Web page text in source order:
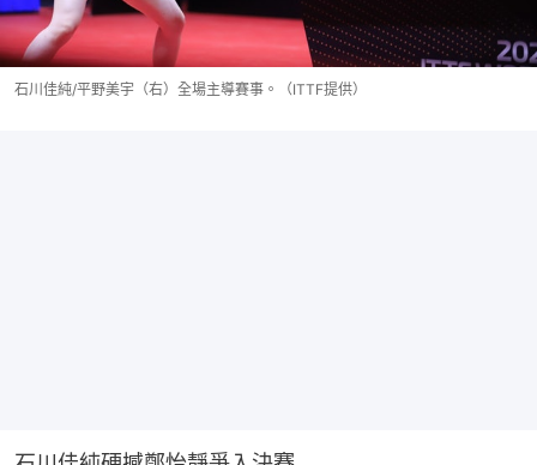
石川佳純/平野美宇（右）全場主導賽事。（ITTF提供）